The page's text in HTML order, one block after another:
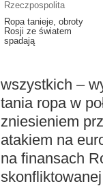
Rzeczpospolita
Ropa tanieje, obroty
Rosji ze światem
spadają
wszystkich –
tania ropa w
zniesieniem
atakiem na
na finansach